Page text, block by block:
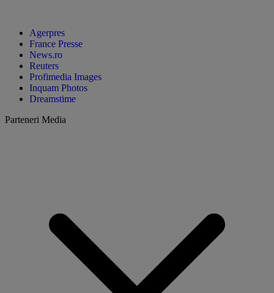
Agerpres
France Presse
News.ro
Reuters
Profimedia Images
Inquam Photos
Dreamstime
Parteneri Media